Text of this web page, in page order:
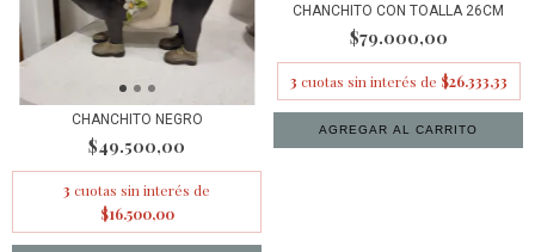
CHANCHITO NEGRO
$49.500,00
3 cuotas sin interés de
$16.500,00
CHANCHITO CON TOALLA 26CM
$79.000,00
3 cuotas sin interés de $26.333,33